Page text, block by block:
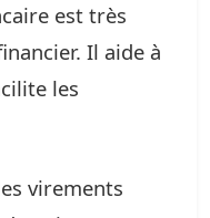
est très
Il aide à
les
virements